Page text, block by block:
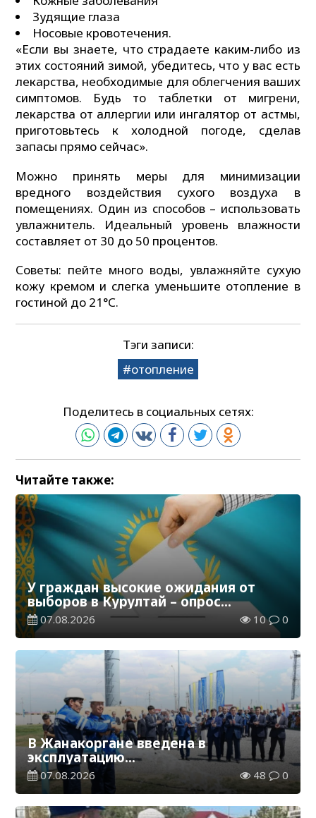
Зудящие глаза
Носовые кровотечения.
«Если вы знаете, что страдаете каким-либо из
этих состояний зимой, убедитесь, что у вас есть
лекарства, необходимые для облегчения ваших
симптомов. Будь то таблетки от мигрени,
лекарства от аллергии или ингалятор от астмы,
приготовьтесь к холодной погоде, сделав
запасы прямо сейчас».
Можно принять меры для минимизации
вредного воздействия сухого воздуха в
помещениях. Один из способов – использовать
увлажнитель. Идеальный уровень влажности
составляет от 30 до 50 процентов.
Советы: пейте много воды, увлажняйте сухую
кожу кремом и слегка уменьшите отопление в
гостиной до 21°С.
Тэги записи:
отопление
Поделитесь в социальных сетях:
Читайте также:
У граждан высокие ожидания от
выборов в Курултай – опрос
общественного мнения
07.08.2026 10 0
В Жанакоргане введена в
эксплуатацию
водораспределительная станция
07.08.2026 48 0